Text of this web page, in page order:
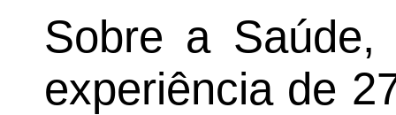
Sobre a Saúde,
experiência de